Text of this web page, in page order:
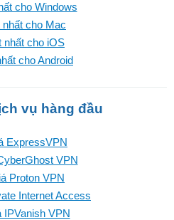
cho Windows
cho Mac
nhất cho iOS
cho Android
vụ hàng đầu
ExpressVPN
VPN
Proton VPN
Internet Access
IPVanish VPN